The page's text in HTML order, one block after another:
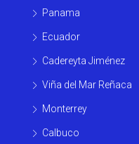
Panama
Ecuador
Cadereyta Jiménez
Viña del Mar Reñaca
Monterrey
Calbuco